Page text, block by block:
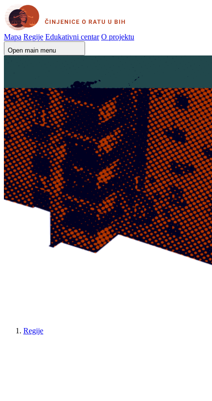
Mapa Regije Edukativni centar O projektu
Open main menu
Regije